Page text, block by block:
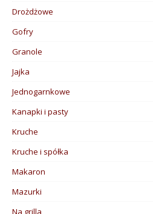
Drożdżowe
Gofry
Granole
Jajka
Jednogarnkowe
Kanapki i pasty
Kruche
Kruche i spółka
Makaron
Mazurki
Na grilla